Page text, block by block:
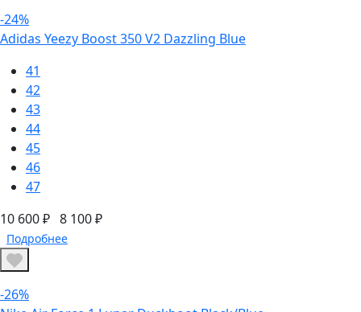
-24%
Adidas Yeezy Boost 350 V2 Dazzling Blue
41
42
43
44
45
46
47
10 600 ₽ 8 100 ₽
Подробнее
-26%